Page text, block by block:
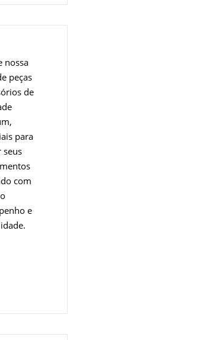
nossa
peças
de
para
seus
com
e